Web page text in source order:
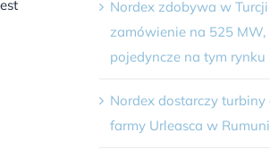
Nordex zdobywa w Turcji
zamówienie na 525 MW,
pojedyncze na tym rynku
Nordex dostarczy
farmy Urleasca w